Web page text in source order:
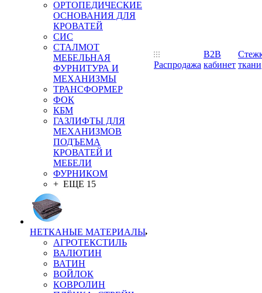
ОРТОПЕДИЧЕСКИЕ
ОСНОВАНИЯ ДЛЯ
КРОВАТЕЙ
СИС
СТАЛМОТ
МЕБЕЛЬНАЯ
ФУРНИТУРА И
МЕХАНИЗМЫ
ТРАНСФОРМЕР
ФОК
КБМ
ГАЗЛИФТЫ ДЛЯ
МЕХАНИЗМОВ
ПОДЪЕМА
КРОВАТЕЙ И
МЕБЕЛИ
ФУРНИКОМ
+ ЕЩЕ 15
НЕТКАНЫЕ МАТЕРИАЛЫ
АГРОТЕКСТИЛЬ
ВАЛЮТИН
ВАТИН
ВОЙЛОК
КОВРОЛИН
Распродажа
B2B
кабинет ткани